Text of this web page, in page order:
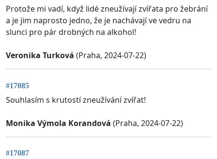
Protože mi vadí, když lidé zneužívají zvířata pro žebrání
a je jim naprosto jedno, že je nachávají ve vedru na
slunci pro pár drobných na alkohol!
Veronika Turková (Praha, 2024-07-22)
#17085
Souhlasím s krutostí zneužívání zvířat!
Monika Výmola Korandová (Praha, 2024-07-22)
#17087